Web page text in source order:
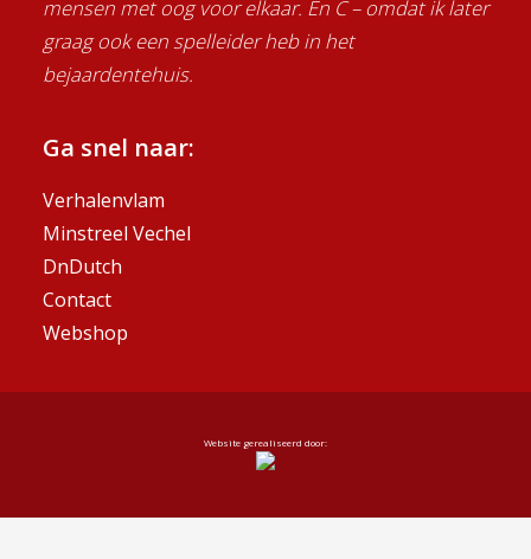
mensen met oog voor elkaar. En C – omdat ik later
graag ook een spelleider heb in het
bejaardentehuis.
Ga snel naar:
Verhalenvlam
Minstreel Vechel
DnDutch
Contact
Webshop
Website gerealiseerd door: